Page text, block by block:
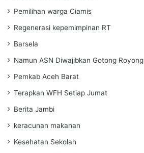
Pemilihan warga Ciamis
Regenerasi kepemimpinan RT
Barsela
Namun ASN Diwajibkan Gotong Royong
Pemkab Aceh Barat
Terapkan WFH Setiap Jumat
Berita Jambi
keracunan makanan
Kesehatan Sekolah